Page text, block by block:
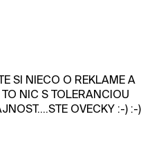
SI NIECO O REKLAME A
NIC S TOLERANCIOU
OVECKY :-) :-)